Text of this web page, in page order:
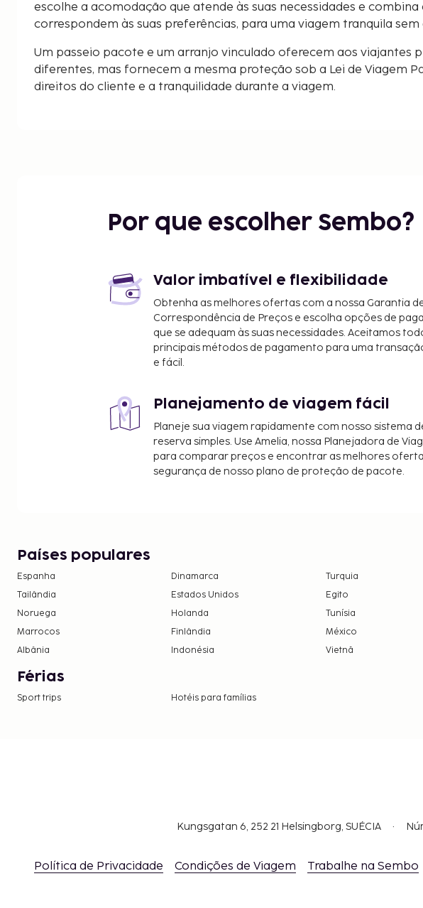
escolhe a acomodação que atende às suas necessidades e combina
correspondem às suas preferências, para uma viagem tranquila sem
Um passeio pacote e um arranjo vinculado oferecem aos viajantes
diferentes, mas fornecem a mesma proteção sob a Lei de Viagem
direitos do cliente e a tranquilidade durante a viagem.
Por que escolher Sembo?
Valor imbatível e flexibilidade
Obtenha as melhores ofertas com a nossa Garantia
Correspondência de Preços e escolha opções de
que se adequam às suas necessidades. Aceitamos
principais métodos de pagamento para uma
e fácil.
Planejamento de viagem fácil
Planeje sua viagem rapidamente com nosso sistema
reserva simples. Use Amelia, nossa Planejadora de
para comparar preços e encontrar as melhores
segurança de nosso plano de proteção de pacote.
Países populares
Espanha Dinamarca
Turquia
Tailândia
Estados Unidos
Egito
Noruega
Holanda
Tunísia
Marrocos
Finlândia
México
Albânia
Indonésia Vietnã
Férias
Sport trips Hotéis para famílias
Kungsgatan 6, 252 21 Helsingborg, SUÉCIA
Política de Privacidade Condições de Viagem Trabalhe na Sembo